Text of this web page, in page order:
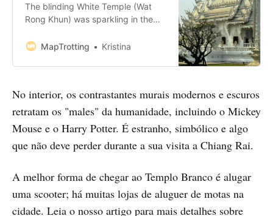
The blinding White Temple (Wat
Rong Khun) was sparkling in the
a rather unexpected sight to
Bookings: Some of the links in this
that if you choose to make a
MapTrotting Kristina
No interior, os contrastantes murais modernos e escuros
retratam os "males" da humanidade, incluindo o Mickey
Mouse e o Harry Potter. É estranho, simbólico e algo
que não deve perder durante a sua visita a Chiang Rai.
A melhor forma de chegar ao Templo Branco é alugar
uma scooter; há muitas lojas de aluguer de motas na
cidade. Leia o nosso artigo para mais detalhes sobre